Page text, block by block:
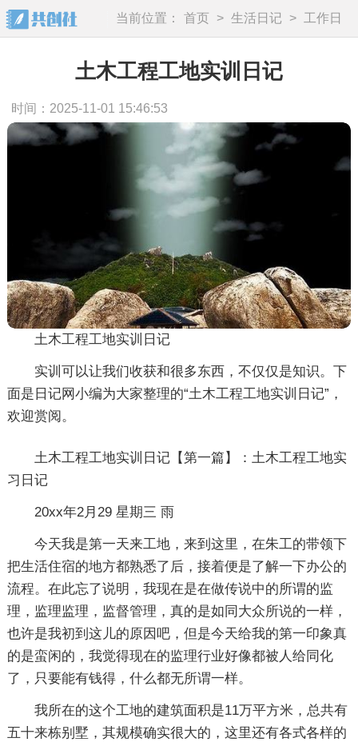
当前位置： 首页 > 生活日记 >
工作日
记
土木工程工地实训日记
时间：2025-11-01 15:46:53
土木工程工地实训日记
实训可以让我们收获和很多东西，不仅仅是知识。下
面是日记网小编为大家整理的“土木工程工地实训日记”，
欢迎赏阅。
土木工程工地实训日记【第一篇】：土木工程工地实
习日记
20xx年2月29 星期三 雨
今天我是第一天来工地，来到这里，在朱工的带领下
把生活住宿的地方都熟悉了后，接着便是了解一下办公的
流程。在此忘了说明，我现在是在做传说中的所谓的监
理，监理监理，监督管理，真的是如同大众所说的一样，
也许是我初到这儿的原因吧，但是今天给我的第一印象真
的是蛮闲的，我觉得现在的监理行业好像都被人给同化
了，只要能有钱得，什么都无所谓一样。
我所在的这个工地的建筑面积是11万平方米，总共有
五十来栋别墅，其规模确实很大的，这里还有各式各样的